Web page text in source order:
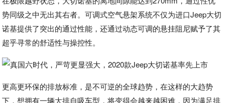
势同级之中无出其右者。可调式空气悬架系统不仅为进口Jeep大切
诺基提供了突出的通过性能，还通过动态可调的悬挂阻尼赋予了其
超乎寻常的舒适性与操控性。
更高更环保的排放标准，是不可逆的全球趋势，在这样的大趋势
下，想拥有一辆大排自吸车型，将变得会越来越困难，因为满足排